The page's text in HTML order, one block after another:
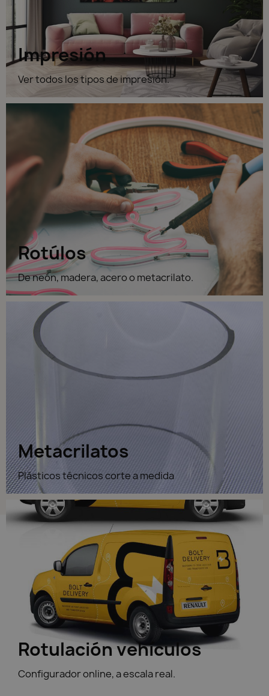
Impresión
Ver todos los tipos de impresión.
Rotúlos
De neón, madera, acero o metacrilato.
Metacrilatos
Plásticos técnicos corte a medida
Rotulación vehículos
Configurador online, a escala real.